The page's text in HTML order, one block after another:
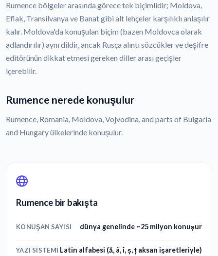
Rumence bölgeler arasında görece tek biçimlidir; Moldova,
Eflak, Transilvanya ve Banat gibi alt lehçeler karşılıklı anlaşılır
kalır. Moldova'da konuşulan biçim (bazen Moldovca olarak
adlandırılır) aynı dildir, ancak Rusça alıntı sözcükler ve deşifre
editörünün dikkat etmesi gereken diller arası geçişler
içerebilir.
Rumence nerede konuşulur
Rumence, Romania, Moldova, Vojvodina, and parts of Bulgaria
and Hungary ülkelerinde konuşulur.
Rumence bir bakışta
KONUŞAN SAYISI dünya genelinde ~25 milyon konuşur
YAZI SISTEMI Latin alfabesi (ă, â, î, ș, ț aksan işaretleriyle)